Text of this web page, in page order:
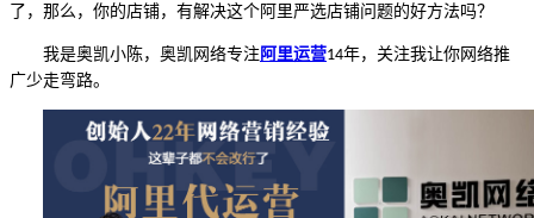
了，那么，你的店铺，有解决这个阿里严选店铺问题的好方法吗？
我是奥凯小陈，奥凯网络专注阿里运营14年，关注我让你网络推
广少走弯路。